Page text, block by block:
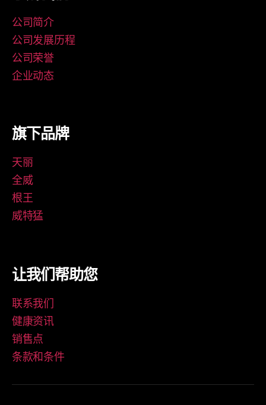
公司简介
公司发展历程
公司荣誉
企业动态
旗下品牌
天丽
全威
根王
威特猛
让我们帮助您
联系我们
健康资讯
销售点
条款和条件